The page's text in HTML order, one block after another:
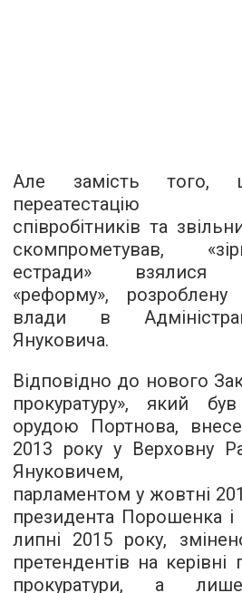
Але замість того,
переатестацію
співробітників та
скомпрометував,
естради» взялися
«реформу»,
влади в
Януковича.
Відповідно до нового
прокуратуру», який
орудою Портнова,
2013 року у Верховну
Януковичем,
парламентом у жовтні
президента Порошенка і
липні 2015 року,
претендентів на
прокуратури, а